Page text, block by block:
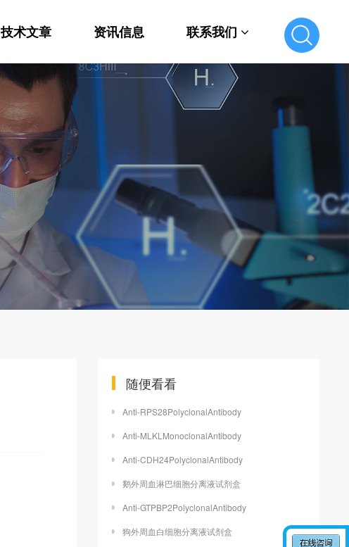
技术文章 资讯信息 联系我们
联系我们
随便看看
Anti-RPS28PolyclonalAntibody
Anti-MLKLMonoclonalAntibody
Anti-CDH24PolyclonalAntibody
鹅外周血淋巴细胞分离液试剂盒
Anti-GTPBP2PolyclonalAntibody
狗外周血白细胞分离液试剂盒